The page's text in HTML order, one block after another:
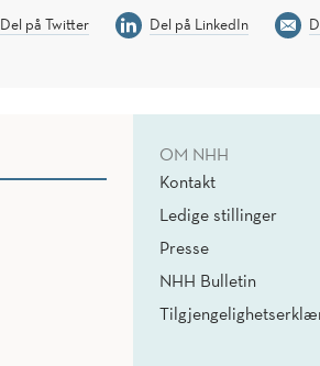
Del på Twitter Del på LinkedIn
OM NHH
Kontakt
Ledige stillinger
Presse
NHH Bulletin